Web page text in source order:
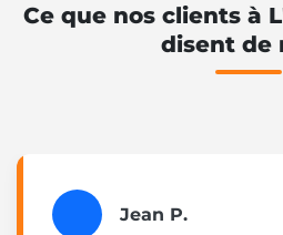
Ce que nos clients à
disent de
Jean P.